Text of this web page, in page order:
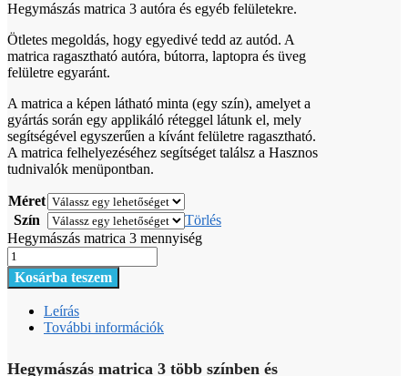
Hegymászás matrica 3 autóra és egyéb felületekre.
Ötletes megoldás, hogy egyedivé tedd az autód. A
matrica ragasztható autóra, bútorra, laptopra és üveg
felületre egyaránt.
A matrica a képen látható minta (egy szín), amelyet a
gyártás során egy applikáló réteggel látunk el, mely
segítségével egyszerűen a kívánt felületre ragasztható.
A matrica felhelyezéséhez segítséget találsz a Hasznos
tudnivalók menüpontban.
Méret
Szín
Törlés
Hegymászás matrica 3 mennyiség
Kosárba teszem
Leírás
További információk
Hegymászás matrica 3 több színben és